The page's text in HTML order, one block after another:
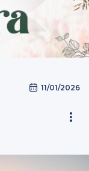
11/01/2026